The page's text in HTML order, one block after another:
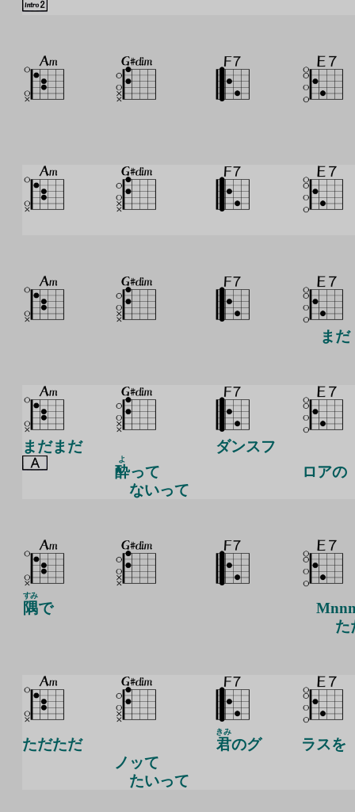
まだ
まだまだ
酔
よ
って
ないって
ダンスフ
ロアの
隅
すみ
で
た
ただただ
ノッて
たいって
君
きみ
のグ ラスを